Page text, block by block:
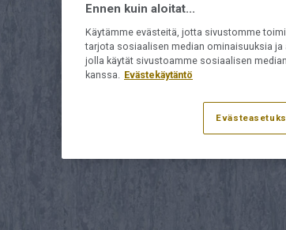
Ennen kuin aloitat...
Käytämme evästeitä, jotta sivustomme
tarjota sosiaalisen median ominaisuuksia
jolla käytät sivustoamme sosiaalisen
kanssa.
Evästekäytäntö